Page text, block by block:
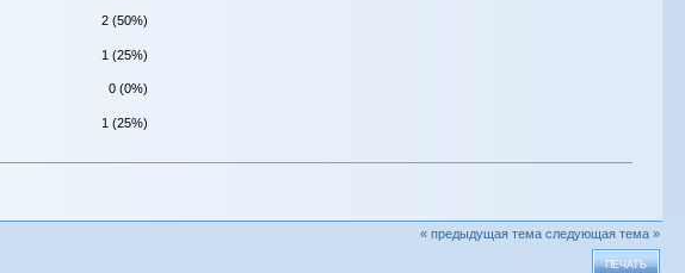
2 (50%)
1 (25%)
0 (0%)
1 (25%)
« предыдущая тема следующая тема »
ПЕЧАТЬ